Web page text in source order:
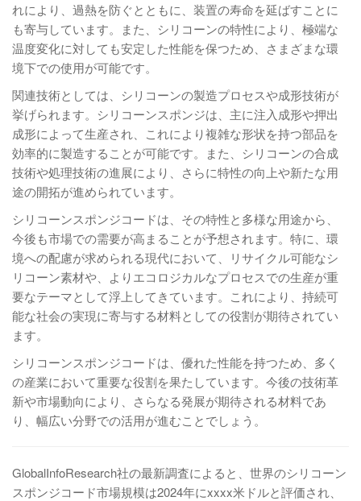
れにより、過熱を防ぐとともに、装置の寿命を延ばすことに
も寄与しています。また、シリコーンの特性により、極端な
温度変化に対しても安定した性能を保つため、さまざまな環
境下での使用が可能です。
関連技術としては、シリコーンの製造プロセスや成形技術が
挙げられます。シリコーンスポンジは、主に注入成形や押出
成形によって生産され、これにより複雑な形状を持つ部品を
効率的に製造することが可能です。また、シリコーンの合成
技術や処理技術の進展により、さらに特性の向上や新たな用
途の開拓が進められています。
シリコーンスポンジコードは、その特性と多様な用途から、
今後も市場での需要が高まることが予想されます。特に、環
境への配慮が求められる現代において、リサイクル可能なシ
リコーン素材や、よりエコロジカルなプロセスでの生産が重
要なテーマとして浮上してきています。これにより、持続可
能な社会の実現に寄与する材料としての役割が期待されてい
ます。
シリコーンスポンジコードは、優れた性能を持つため、多く
の産業において重要な役割を果たしています。今後の技術革
新や市場動向により、さらなる発展が期待される材料であ
り、幅広い分野での活用が進むことでしょう。
GlobalInfoResearch社の最新調査によると、世界のシリコーン
スポンジコード市場規模は2024年にxxxx米ドルと評価され、